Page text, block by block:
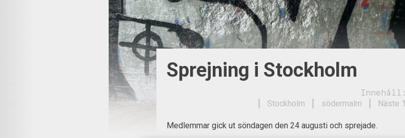
Sprejning i Stockholm
Innehåll:
Näste 1
södermalm
Stockholm
Medlemmar gick ut söndagen den 24 augusti och sprejade.